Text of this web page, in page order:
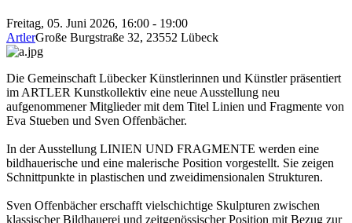
Freitag, 05. Juni 2026, 16:00 - 19:00
ArtlerGroße Burgstraße 32, 23552 Lübeck
Die Gemeinschaft Lübecker Künstlerinnen und Künstler präsentiert
im ARTLER Kunstkollektiv eine neue Ausstellung neu
aufgenommener Mitglieder mit dem Titel Linien und Fragmente von
Eva Stueben und Sven Offenbächer.
In der Ausstellung LINIEN UND FRAGMENTE werden eine
bildhauerische und eine malerische Position vorgestellt. Sie zeigen
Schnittpunkte in plastischen und zweidimensionalen Strukturen.
Sven Offenbächer erschafft vielschichtige Skulpturen zwischen
klassischer Bildhauerei und zeitgenössischer Position mit Bezug zur